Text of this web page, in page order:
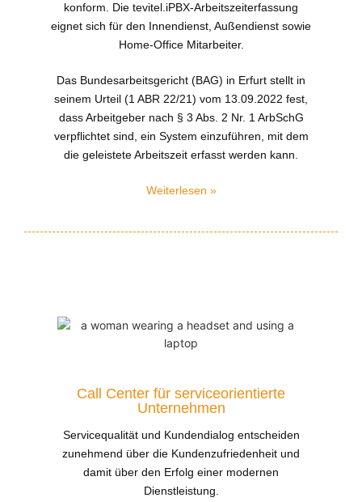
konform. Die tevitel.iPBX-Arbeitszeiterfassung
eignet sich für den Innendienst, Außendienst sowie
Home-Office Mitarbeiter.
Das Bundesarbeitsgericht (BAG) in Erfurt stellt in
seinem Urteil (1 ABR 22/21) vom 13.09.2022 fest,
dass Arbeitgeber nach § 3 Abs. 2 Nr. 1 ArbSchG
verpflichtet sind, ein System einzuführen, mit dem
die geleistete Arbeitszeit erfasst werden kann.
Weiterlesen »
Call Center für serviceorientierte
Unternehmen
Servicequalität und Kundendialog entscheiden
zunehmend über die Kundenzufriedenheit und
damit über den Erfolg einer modernen
Dienstleistung.